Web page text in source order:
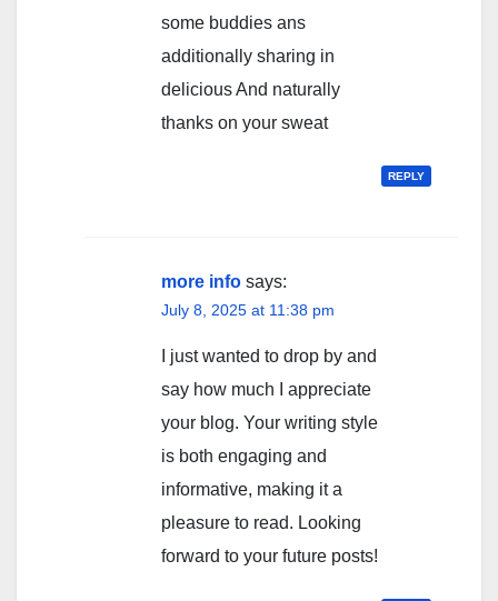
some buddies ans
additionally sharing in
delicious And naturally
thanks on your sweat
REPLY
more info says:
July 8, 2025 at 11:38 pm
I just wanted to drop by and
say how much I appreciate
your blog. Your writing style
is both engaging and
informative, making it a
pleasure to read. Looking
forward to your future posts!